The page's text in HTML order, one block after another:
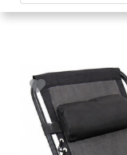
Cantitate
Sezlong
pliant